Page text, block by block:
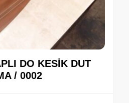
DO KESİK DUT
/ 0002